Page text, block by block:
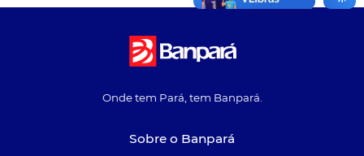
Onde tem Pará, tem Banpará.
Sobre o Banpará